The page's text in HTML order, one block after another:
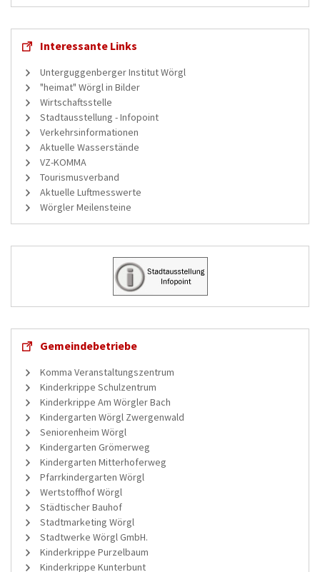
Interessante Links
Unterguggenberger Institut Wörgl
"heimat" Wörgl in Bilder
Wirtschaftsstelle
Stadtausstellung - Infopoint
Verkehrsinformationen
Aktuelle Wasserstände
VZ-KOMMA
Tourismusverband
Aktuelle Luftmesswerte
Wörgler Meilensteine
Gemeindebetriebe
Komma Veranstaltungszentrum
Kinderkrippe Schulzentrum
Kinderkrippe Am Wörgler Bach
Kindergarten Wörgl Zwergenwald
Seniorenheim Wörgl
Kindergarten Grömerweg
Kindergarten Mitterhoferweg
Pfarrkindergarten Wörgl
Wertstoffhof Wörgl
Städtischer Bauhof
Stadtmarketing Wörgl
Stadtwerke Wörgl GmbH.
Kinderkrippe Purzelbaum
Kinderkrippe Kunterbunt